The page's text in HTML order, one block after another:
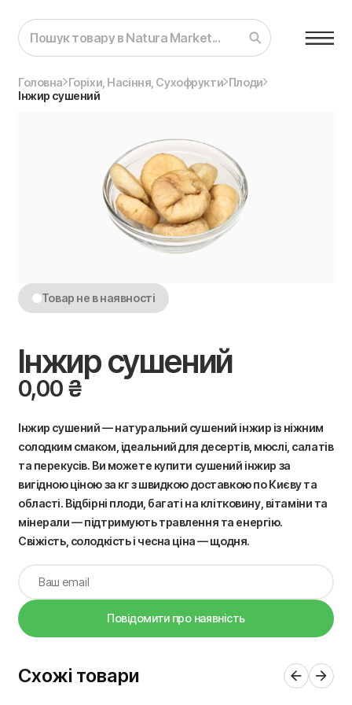
Головна Горіхи, Насіння, Сухофрукти Плоди
Інжир сушений
Товар не в наявності
Інжир сушений
0,00 ₴
Інжир сушений — натуральний сушений інжир із ніжним
солодким смаком, ідеальний для десертів, мюслі, салатів
та перекусів. Ви можете купити сушений інжир за
вигідною ціною за кг з швидкою доставкою по Києву та
області. Відбірні плоди, багаті на клітковину, вітаміни та
мінерали — підтримують травлення та енергію.
Свіжість, солодкість і чесна ціна — щодня.
Повідомити про наявність
Схожі товари